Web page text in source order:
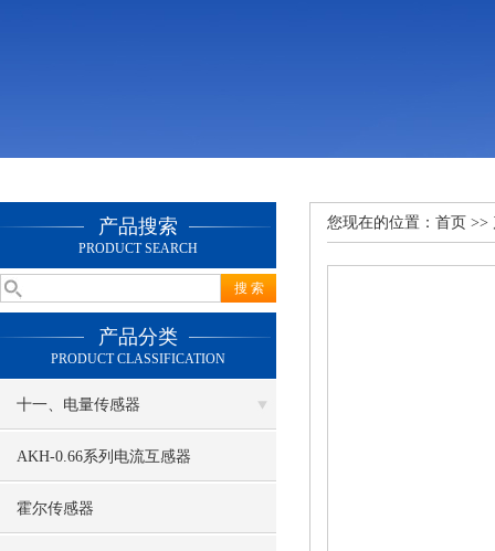
产品搜索
PRODUCT SEARCH
产品分类
PRODUCT CLASSIFICATION
十一、电量传感器
AKH-0.66系列电流互感器
霍尔传感器
您现在的位置： 首页 >>